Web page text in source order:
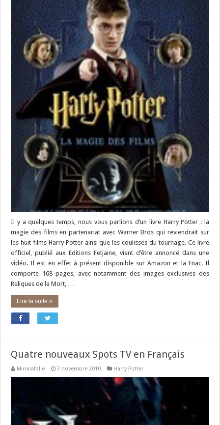
Il y a quelques temps, nous vous parlions d’un livre Harry Potter : la
magie des films en partenariat avec Warner Bros qui reviendrait sur
les huit films Harry Potter ainsi que les coulisses du tournage. Ce livre
officiel, publié aux Editions Fetjaine, vient d’être annoncé dans une
vidéo. Il est en effet à présent disponible sur Amazon et la Fnac. Il
comporte 168 pages, avec notamment des images exclusives des
Reliques de la Mort, …
Lire la suite »
Quatre nouveaux Spots TV en Français
Mimilafolle 3 novembre 2010 Harry Potter